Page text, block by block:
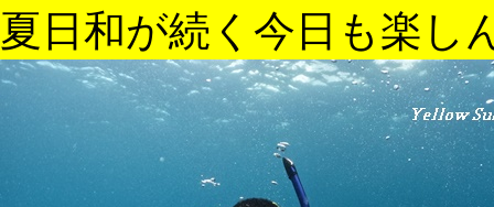
夏日和が続く今日も楽し